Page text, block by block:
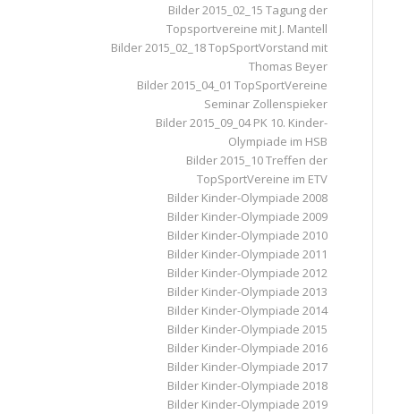
Bilder 2015_02_15 Tagung der
Topsportvereine mit J. Mantell
Bilder 2015_02_18 TopSportVorstand mit
Thomas Beyer
Bilder 2015_04_01 TopSportVereine
Seminar Zollenspieker
Bilder 2015_09_04 PK 10. Kinder-
Olympiade im HSB
Bilder 2015_10 Treffen der
TopSportVereine im ETV
Bilder Kinder-Olympiade 2008
Bilder Kinder-Olympiade 2009
Bilder Kinder-Olympiade 2010
Bilder Kinder-Olympiade 2011
Bilder Kinder-Olympiade 2012
Bilder Kinder-Olympiade 2013
Bilder Kinder-Olympiade 2014
Bilder Kinder-Olympiade 2015
Bilder Kinder-Olympiade 2016
Bilder Kinder-Olympiade 2017
Bilder Kinder-Olympiade 2018
Bilder Kinder-Olympiade 2019